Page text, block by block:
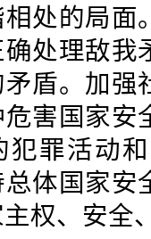
相处的局面
确处理敌
矛盾。加
害国家安
犯罪活动
总体国家安
权、安全